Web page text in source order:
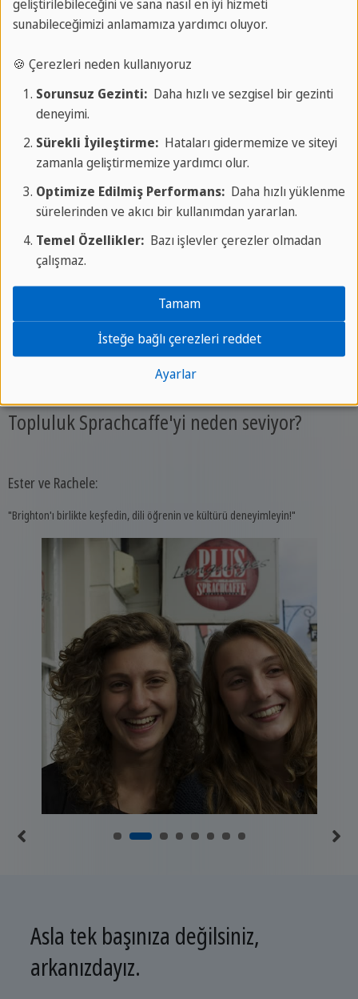
sertifikalarla eve dönün.
En popüler destinasyonumuzu keşfedin:
Gizlilik bizim için önemlidir. Yalnızca tıkladığınızda, video
üçüncü taraf sağlayıcı tarafından yüklenir ve oynatılır.
Topluluk Sprachcaffe'yi neden seviyor?
Lucy:
"Sanat, kültür ve mutfak lezzetlerinin ortasında İtalyanca öğrenin!"
Asla tek başınıza değilsiniz,
arkanızdayız.
geliştirilebileceğini ve sana nasıl en iyi hizmeti
sunabileceğimizi anlamamıza yardımcı oluyor.
🍪 Çerezleri neden kullanıyoruz
Sorunsuz Gezinti:Daha hızlı ve sezgisel bir gezinti
deneyimi.
Sürekli İyileştirme:Hataları gidermemize ve siteyi
zamanla geliştirmemize yardımcı olur.
Optimize Edilmiş Performans:Daha hızlı yüklenme
sürelerinden ve akıcı bir kullanımdan yararlan.
Temel Özellikler:Bazı işlevler çerezler olmadan
çalışmaz.
Ayarlar
İsteğe bağlı çerezleri reddet
Tamam